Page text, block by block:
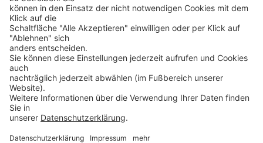
➝YubiKey Bio
➝ SafeToGo USB 3.1 Stick
➝Verschlüsselte USB-Sticks
➝Verschlüsselte Festplatten
➝Remote IT-Service Software
➝Security Software Lösungen